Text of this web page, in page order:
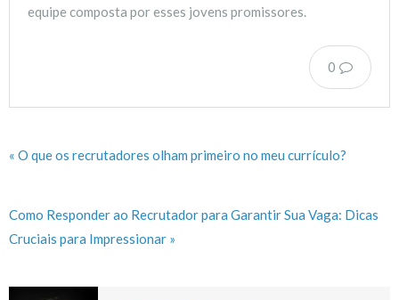
equipe composta por esses jovens promissores.
0
« O que os recrutadores olham primeiro no meu currículo?
Como Responder ao Recrutador para Garantir Sua Vaga: Dicas
Cruciais para Impressionar »